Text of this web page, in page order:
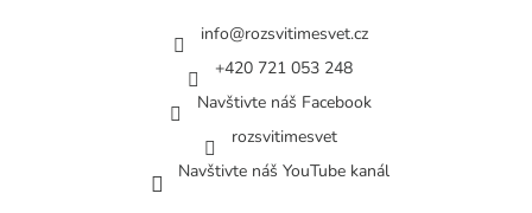
info@rozsvitimesvet.cz
+420 721 053 248
Navštivte náš Facebook
rozsvitimesvet
Navštivte náš YouTube kanál